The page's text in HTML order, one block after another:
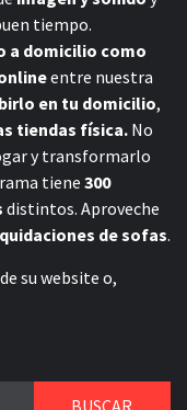
tiempo.
a domicilio como
entre nuestra
en tu domicilio,
tiendas física. No
y transformarlo
tiene 300
distintos. Aproveche
de sofas.
su website o,